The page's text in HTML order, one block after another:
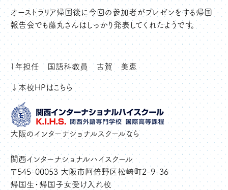
オーストラリア帰国後に今回の参加者がプレゼンをする帰国
報告会でも藤丸さんはしっかり発表してくれたようです。
1年担任 国語科教員 古賀 美恵
↓本校HPはこちら
大阪のインターナショナルスクールなら
関西インターナショナルハイスクール
〒545-00053 大阪市阿倍野区松崎町2-9-36
帰国生・帰国子女受け入れ校